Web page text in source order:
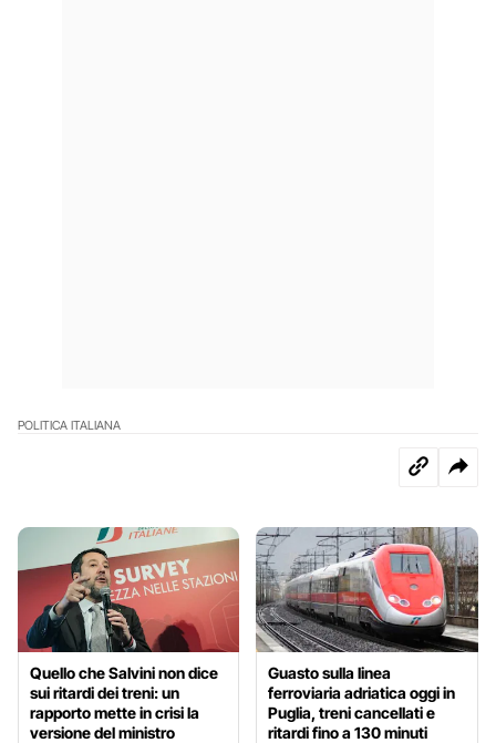
POLITICA ITALIANA
Quello che Salvini non dice
sui ritardi dei treni: un
rapporto mette in crisi la
versione del ministro
Guasto sulla linea
ferroviaria adriatica oggi in
Puglia, treni cancellati e
ritardi fino a 130 minuti